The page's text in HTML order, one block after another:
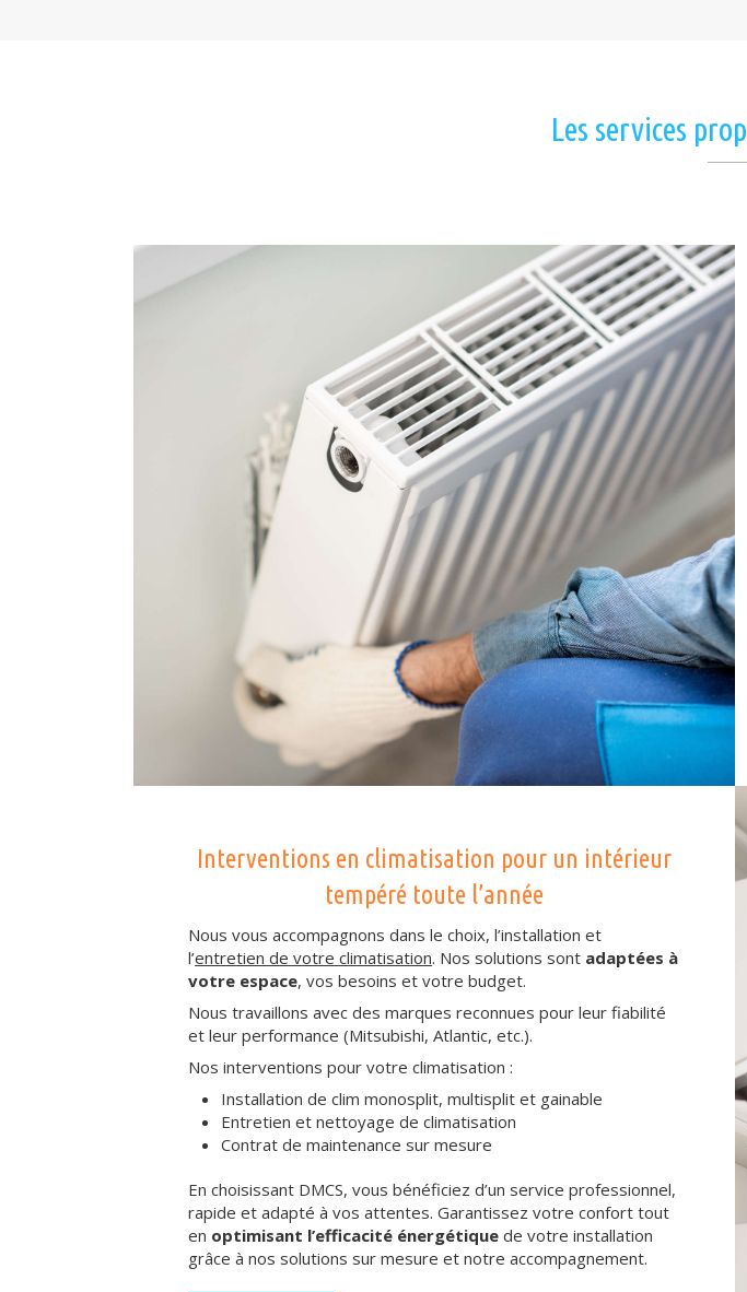
Les services
Interventions en climatisation pour un intérieur
tempéré toute l’année
Nous vous accompagnons dans le choix, l’installation et
l’entretien de votre climatisation. Nos solutions sont adaptées à
votre espace, vos besoins et votre budget.
Nous travaillons avec des marques reconnues pour leur fiabilité
et leur performance (Mitsubishi, Atlantic, etc.).
Nos interventions pour votre climatisation :
Installation de clim monosplit, multisplit et gainable
Entretien et nettoyage de climatisation
Contrat de maintenance sur mesure
En choisissant DMCS, vous bénéficiez d’un service professionnel,
rapide et adapté à vos attentes. Garantissez votre confort tout
en optimisant l’efficacité énergétique de votre installation
grâce à nos solutions sur mesure et notre accompagnement.